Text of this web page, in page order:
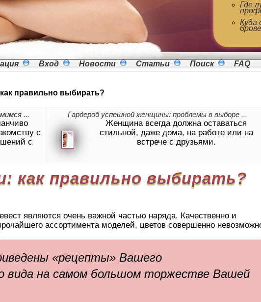
Где
Куда
Вход Новости Статьи Поиск FAQ
правильно выбирать?
...
с
с
Гардероб успешной женщины: проблемы в выборе ...
Женщина всегда должна оставаться
стильной, даже дома, на работе или на
встрече с друзьями.
как правильно выбирать?
являются очень важной частью наряда. Качественно и
ассортимента моделей, цветов совершенно
«рецепты» Вашего
вида на самом большом торжестве Вашей